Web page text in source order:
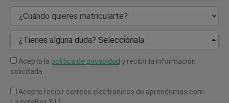
¿Cuándo quieres matricularte?
¿Tienes alguna duda? Selecciónala
Acepto la política de privacidad y recibir la información
solicitada
Acepto recibir correos electrónicos de aprendemas.com